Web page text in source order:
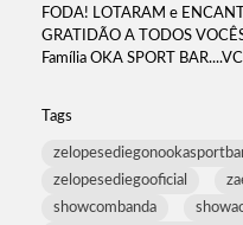
FODA! LOTARAM e
GRATIDÃO A TODOS
Família OKA SPORT
Tags
zelopesediegooficial
showcombanda